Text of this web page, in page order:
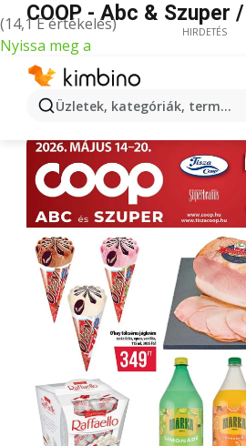
(14,1 E értékelés)
Nyissa meg a
Üzletek, kategóriák,
COOP - Abc & Szuper
HIRDETÉS